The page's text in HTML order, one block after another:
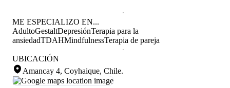
ME ESPECIALIZO EN...
AdultoGestaltDepresiónTerapia para la
ansiedadTDAHMindfulnessTerapia de pareja
UBICACIÓN
Amancay 4, Coyhaique, Chile.